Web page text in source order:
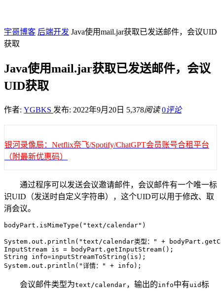
宇哥博客 后端开发 Java使用mail.jar获取已发送邮件，会议UID
获取
Java使用mail.jar获取已发送邮件，会议
UID获取
作者: YGBKS 发布: 2022年9月20日 5,378阅读 0评论
银河录像局：Netflix奈飞/Spotify/ChatGPT会员账号合租平台
（附最新优惠码）
通过程序可以发送会议邀请邮件，会议邮件有一个唯一标
识UID（发送时自定义字符串），这个UID可以用于修改、取
消会议。
bodyPart.isMimeType("text/calendar")
System.out.println("text/calendar类型：" +
InputStream is = bodyPart.getInputStream();
String info=inputStreamToString(is);
System.out.println("详情：" + info);
会议邮件类型为text/calendar，输出的info中有uid标